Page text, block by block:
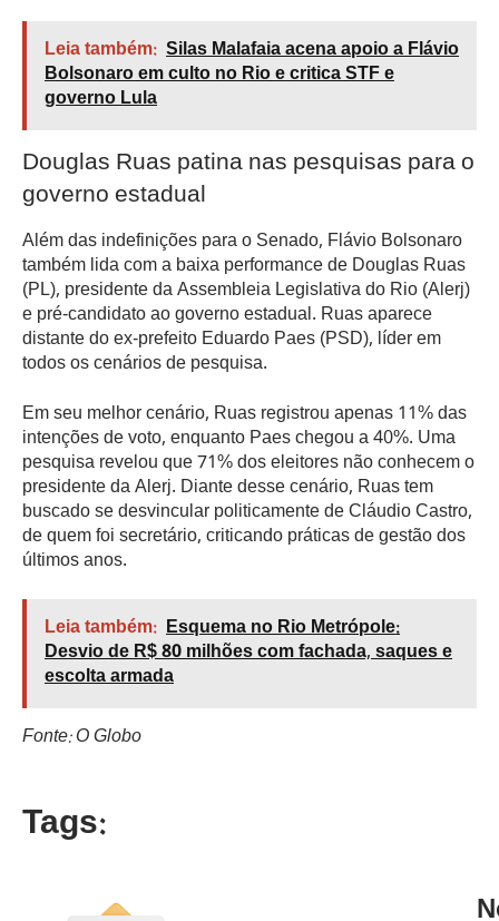
Leia também: Silas Malafaia acena apoio a Flávio
Bolsonaro em culto no Rio e critica STF e
governo Lula
Douglas Ruas patina nas pesquisas para o
governo estadual
Além das indefinições para o Senado, Flávio Bolsonaro
também lida com a baixa performance de Douglas Ruas
(PL), presidente da Assembleia Legislativa do Rio (Alerj)
e pré-candidato ao governo estadual. Ruas aparece
distante do ex-prefeito Eduardo Paes (PSD), líder em
todos os cenários de pesquisa.
Em seu melhor cenário, Ruas registrou apenas 11% das
intenções de voto, enquanto Paes chegou a 40%. Uma
pesquisa revelou que 71% dos eleitores não conhecem o
presidente da Alerj. Diante desse cenário, Ruas tem
buscado se desvincular politicamente de Cláudio Castro,
de quem foi secretário, criticando práticas de gestão dos
últimos anos.
Leia também: Esquema no Rio Metrópole:
Desvio de R$ 80 milhões com fachada, saques e
escolta armada
Fonte: O Globo
Tags: